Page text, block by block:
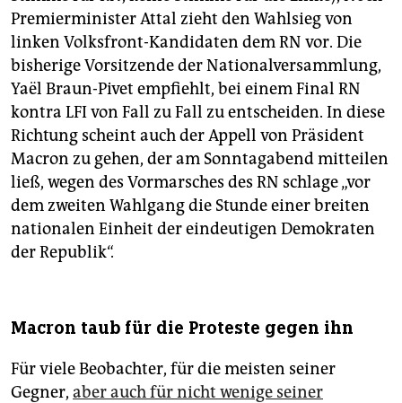
Premierminister Attal zieht den Wahlsieg von
linken Volksfront-Kandidaten dem RN vor. Die
bisherige Vorsitzende der Nationalversammlung,
Yaël Braun-Pivet empfiehlt, bei einem Final RN
kontra LFI von Fall zu Fall zu entscheiden. In diese
Richtung scheint auch der Appell von Präsident
Macron zu gehen, der am Sonntagabend mitteilen
ließ, wegen des Vormarsches des RN schlage „vor
dem zweiten Wahlgang die Stunde einer breiten
nationalen Einheit der eindeutigen Demokraten
der Republik“.
Macron taub für die Proteste gegen ihn
Für viele Beobachter, für die meisten seiner
Gegner, aber auch für nicht wenige seiner